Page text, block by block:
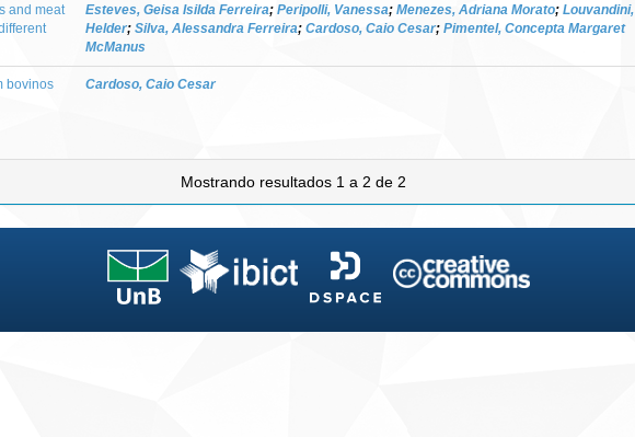
and meat
Esteves, Geisa Isilda Ferreira; Peripolli, Vanessa; Menezes, Adriana Morato; Louvandini,
Helder; Silva, Alessandra Ferreira; Cardoso, Caio Cesar; Pimentel, Concepta Margaret
McManus
bovinos
Cardoso, Caio Cesar
Mostrando resultados 1 a 2 de 2